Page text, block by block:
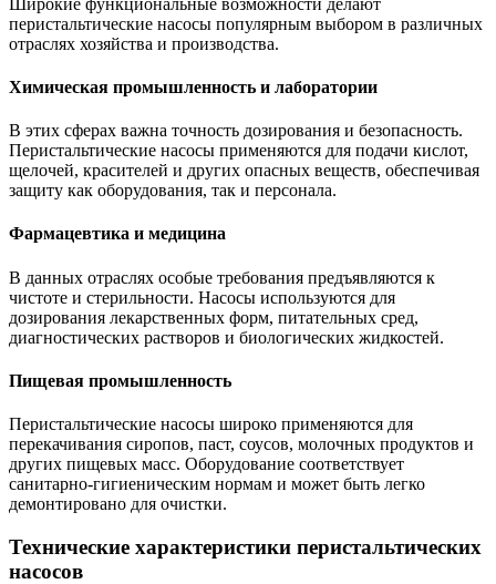
перистальтические насосы популярным выбором в различных
отраслях хозяйства и производства.
Химическая промышленность и лаборатории
В этих сферах важна точность дозирования и безопасность.
Перистальтические насосы применяются для подачи кислот,
щелочей, красителей и других опасных веществ, обеспечивая
защиту как оборудования, так и персонала.
Фармацевтика и медицина
В данных отраслях особые требования предъявляются к
чистоте и стерильности. Насосы используются для
дозирования лекарственных форм, питательных сред,
диагностических растворов и биологических жидкостей.
Пищевая промышленность
Перистальтические насосы широко применяются для
перекачивания сиропов, паст, соусов, молочных продуктов и
других пищевых масс. Оборудование соответствует
санитарно-гигиеническим нормам и может быть легко
демонтировано для очистки.
Технические характеристики перистальтических
насосов